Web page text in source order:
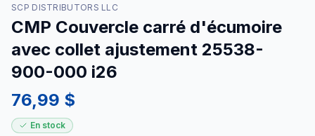
SCP DISTRIBUTORS LLC
CMP Couvercle carré d'écumoire
avec collet ajustement 25538-
900-000 i26
76,99 $
En stock